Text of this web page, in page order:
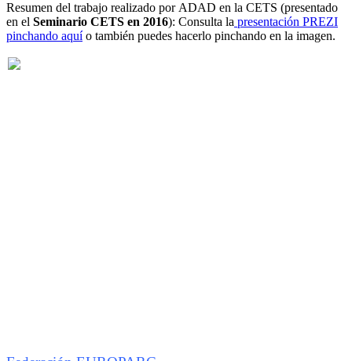
Resumen del trabajo realizado por ADAD en la CETS (presentado
en el Seminario CETS en 2016): Consulta la presentación PREZI
pinchando aquío también puedes hacerlo pinchando en la imagen.